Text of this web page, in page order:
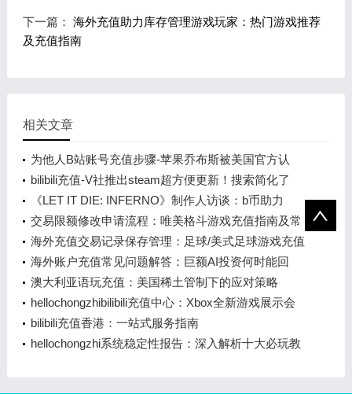
下一篇： 海外充值助力库存管理游戏玩家：热门游戏推荐
及充值指南
相关文章
为他人B站账号充值步骤-苹果乔布斯被美国官方认
可！将现身在1美元纪念币上
bilibili充值-V社推出steam超方便更新！搜索简化了
《LET IT DIE: INFERNO》制作人访谈：b币助力
的“认真胡闹”
交易限额修改申请流程：唯美格斗游戏充值指南及常
见问题解答
海外充值交易记录保存管理：足球/美式足球游戏充值
指南
海外账户充值常见问题解答：巨额AI投资何时能回
本？大摩预测2028年
澳大利亚语玩充值：美国稀土管制下的应对策略
hellochongzhibilibili充值中心：Xbox全新游戏展示会
前瞻
bilibili充值香港：一站式服务指南
hellochongzhi系统稳定性报告：深入解析十大必玩教